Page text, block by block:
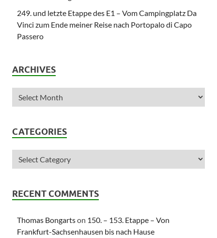
249. und letzte Etappe des E1 – Vom Campingplatz Da
Vinci zum Ende meiner Reise nach Portopalo di Capo
Passero
ARCHIVES
CATEGORIES
RECENT COMMENTS
Thomas Bongartson 150. – 153. Etappe – Von
Frankfurt-Sachsenhausen bis nach Hause